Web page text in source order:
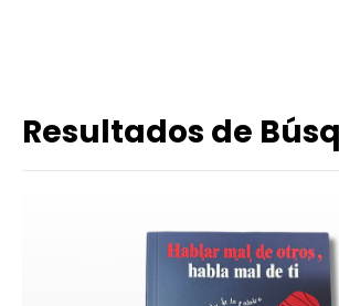
Resultados de